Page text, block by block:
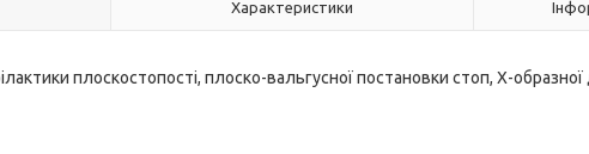
Характеристики
плоскостопості, плоско-вальгусної постановки стоп, Х-образної